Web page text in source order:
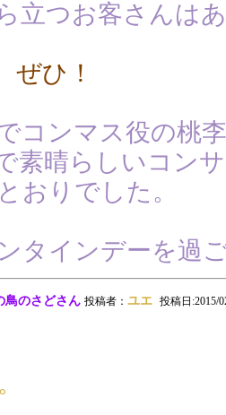
立つお客さんは
ぜひ！
コンマス役の桃
で素晴らしいコン
おりでした。
タインデーを過
のさどさん 投稿者： ユエ 投稿日:2015/